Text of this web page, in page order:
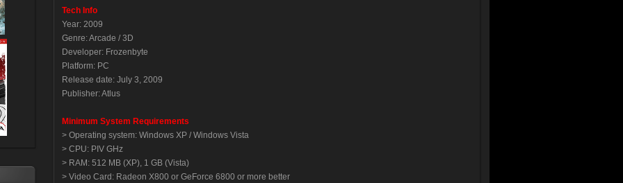
Tech Info
Year: 2009
Genre: Arcade / 3D
Developer: Frozenbyte
Platform: PC
Release date: July 3, 2009
Publisher: Atlus
Minimum System Requirements
> Operating system: Windows XP / Windows Vista
> CPU: PIV GHz
> RAM: 512 MB (XP), 1 GB (Vista)
> Video Card: Radeon X800 or GeForce 6800 or more better